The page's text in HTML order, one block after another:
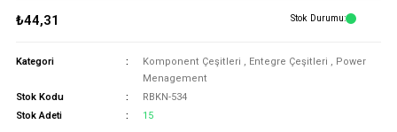
₺44,31 Stok Durumu
Kategori Komponent Çeşitleri , Entegre Çeşitleri , Power
Menagement
Stok Kodu
RBKN-534
Stok Adeti
15